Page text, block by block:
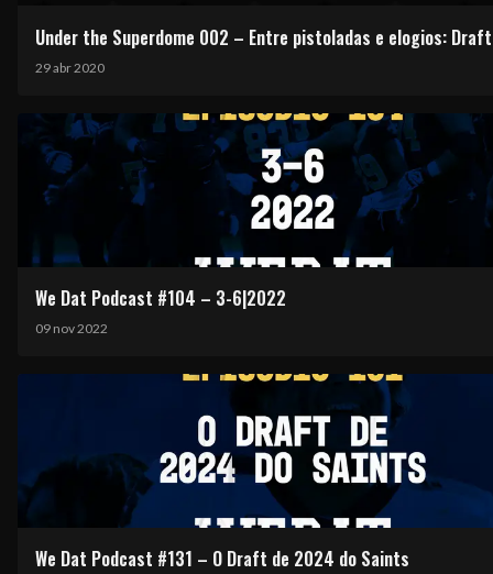
Under the Superdome 002 – Entre pistoladas e elogios:
29 abr 2020
We Dat Podcast #104 – 3-6|2022
09 nov 2022
We Dat Podcast #131 – O Draft de 2024 do Saints